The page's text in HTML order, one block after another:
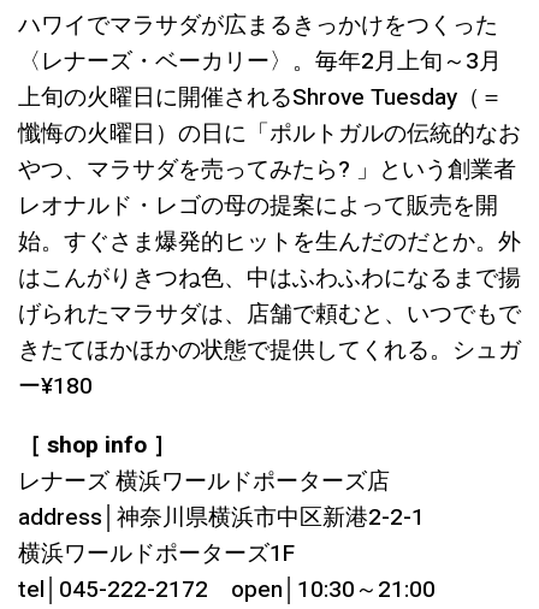
ハワイでマラサダが広まるきっかけをつくった
〈レナーズ・ベーカリー〉。毎年2月上旬～3月
上旬の火曜日に開催されるShrove Tuesday（＝
懺悔の火曜日）の日に「ポルトガルの伝統的なお
やつ、マラサダを売ってみたら? 」という創業者
レオナルド・レゴの母の提案によって販売を開
始。すぐさま爆発的ヒットを生んだのだとか。外
はこんがりきつね色、中はふわふわになるまで揚
げられたマラサダは、店舗で頼むと、いつでもで
きたてほかほかの状態で提供してくれる。シュガ
ー¥180
［ shop info ］
レナーズ 横浜ワールドポーターズ店
address│神奈川県横浜市中区新港2-2-1
横浜ワールドポーターズ1F
tel│045-222-2172 open│10:30～21:00